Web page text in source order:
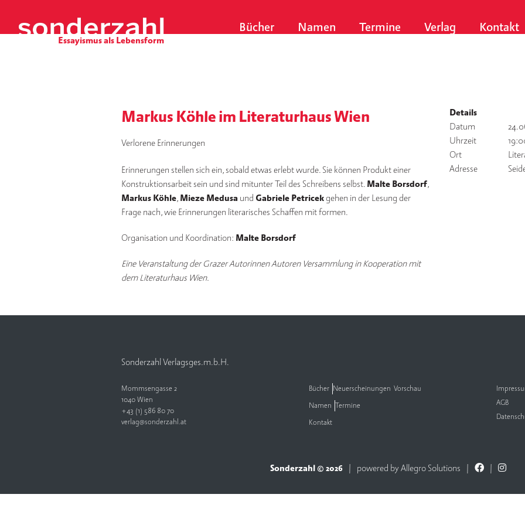
i
Bücher Namen Termine Verlag Kontakt
Markus Köhle im Literaturhaus Wien
Verlorene Erinnerungen
Erinnerungen stellen sich ein, sobald etwas erlebt wurde. Sie können Produkt einer
Konstruktionsarbeit sein und sind mitunter Teil des Schreibens selbst. Malte Borsdorf,
Markus Köhle, Mieze Medusa und Gabriele Petricekgehen in der Lesung der
Frage nach, wie Erinnerungen literarisches Schaffen mit formen.
Organisation und Koordination: Malte Borsdorf
Eine Veranstaltung derGrazer Autorinnen Autoren Versammlungin Kooperation mit
dem Literaturhaus Wien.
Details
Datum
Uhrzeit
Ort
Adresse
Sonderzahl Verlagsges.m.b.H.
Mommsengasse 2
1040 Wien
+43 (1) 586 80 70
verlag@sonderzahl.at
Bücher Neuerscheinungen Vorschau
Namen Termine
Kontakt
AGB
Sonderzahl © 2026 powered byAllegro Solutions